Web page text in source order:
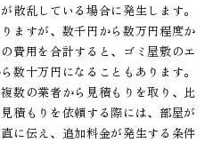
散乱している場合に発生します。
ますが、数千円から数万円程度か
費用を合計すると、ゴミ屋敷のエ
数十万円になることもあります。
数の業者から見積もりを取り、比
積もりを依頼する際には、部屋が
に伝え、追加料金が発生する条件